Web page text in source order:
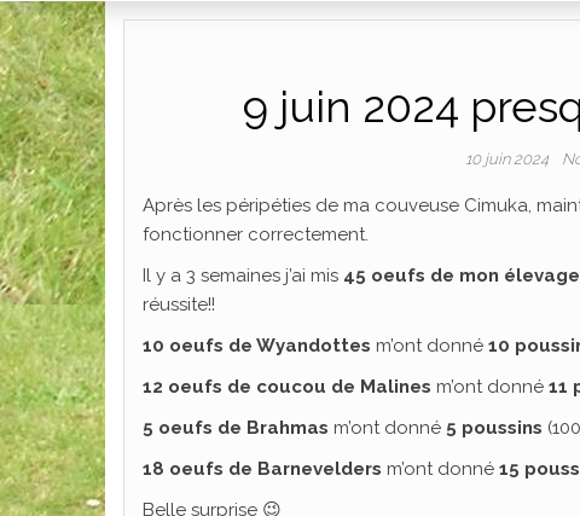
9 juin 2024
10 juin 2024
Après les péripéties de ma couveuse Cimuka,
fonctionner correctement.
Il y a 3 semaines j’ai mis 45 oeufs de mon élevage
réussite!!
10 oeufs de Wyandottes m’ont donné 10
12 oeufs de coucou de Malines m’ont donné 11
5 oeufs de Brahmas m’ont donné 5 poussins
18 oeufs de Barnevelders m’ont donné 15
Belle surprise 😉